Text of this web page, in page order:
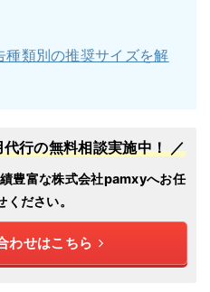
種類別の推奨サイズを解
行の無料相談実施中！ ／
豊富な株式会社pamxyへお任
ください。
わせはこちら